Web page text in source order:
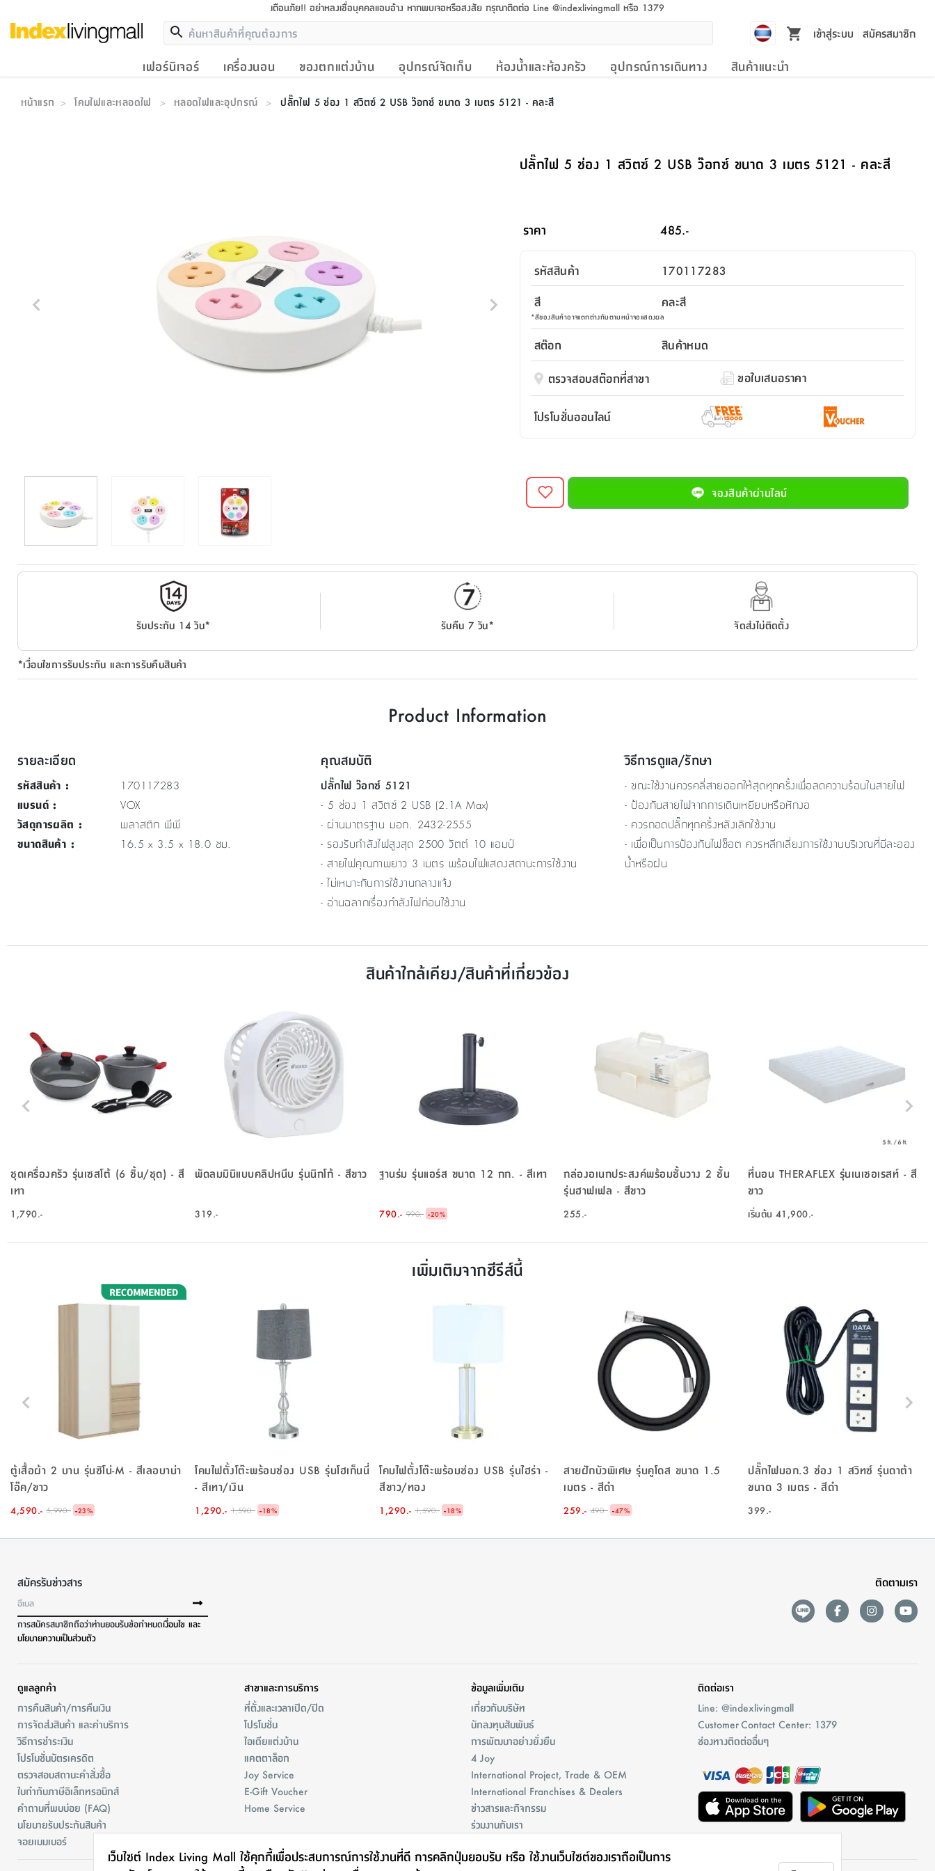
เตือนภัย!! อย่าหลงเชื่อบุคคลแอบอ้าง หากพบเจอหรือสงสัย กรุณาติดต่อ Line @indexlivingmall หรือ 1379
เข้าสู่ระบบ สมัครสมาชิก
เฟอร์นิเจอร์ เครื่องนอน ของตกแต่งบ้าน อุปกรณ์จัดเก็บ ห้องน้ำและห้องครัว อุปกรณ์การเดินทาง สินค้าแนะนำ
หน้าแรก > โคมไฟและหลอดไฟ > หลอดไฟและอุปกรณ์ > ปลั๊กไฟ 5 ช่อง 1 สวิตซ์ 2 USB ว๊อกซ์ ขนาด 3 เมตร 5121 - คละสี
ปลั๊กไฟ 5 ช่อง 1 สวิตซ์ 2 USB ว๊อกซ์ ขนาด 3 เมตร 5121 - คละสี
ราคา 485.-
รหัสสินค้า
170117283
สี
คละสี
*สีของสินค้าอาจแตกต่างกันตามหน้าจอแสดงผล
สต๊อก
สินค้าหมด
ตรวจสอบสต๊อกที่สาขา
ขอใบเสนอราคา
โปรโมชั่นออนไลน์
จองสินค้าผ่านไลน์
รับประกัน 14 วัน* รับคืน 7 วัน* จัดส่งไม่ติดตั้ง
*เงื่อนไขการรับประกัน และการรับคืนสินค้า
Product Information
รายละเอียด
รหัสสินค้า :
170117283
แบรนด์:
VOX
วัสดุการผลิต :
พลาสติก พีพี
ขนาดสินค้า : 16.5 x 3.5 x 18.0 ซม.
คุณสมบัติ
ปลั๊กไฟ ว๊อกซ์ 5121
- 5 ช่อง 1 สวิตซ์ 2 USB (2.1A Max)
- ผ่านมาตรฐาน มอก. 2432-2555
- รองรับกำลังไฟสูงสุด 2500 วัตต์ 10 แอมป์
- สายไฟคุณภาพยาว 3 เมตร พร้อมไฟแสดงสถานะการใช้งาน
- ไม่เหมาะกับการใช้งานกลางแจ้ง
- อ่านฉลากเรื่องกำลังไฟก่อนใช้งาน
วิธีการดูแล/รักษา
- ขณะใช้งานควรคลี่สายออกให้สุดทุกครั้งเพื่อลดความร้อนในสายไฟ
- ป้องกันสายไฟจากการเดินเหยียบหรือหักงอ
- ควรถอดปลั๊กทุกครั้งหลังเลิกใช้งาน
- เพื่อเป็นการป้องกันไฟช็อต ควรหลีกเลี่ยงการใช้งานบริเวณที่มีละออง
น้ำหรือฝน
สินค้าใกล้เคียง/สินค้าที่เกี่ยวข้อง
ชุดเครื่องครัว รุ่นเซสโต้ (6 ชิ้น/ชุด) - สี
เทา
1,790.-
พัดลมมินิแบบคลิปหนีบ รุ่นนิกโก้ - สีขาว
319.-
ฐานร่ม รุ่นแอร์ส ขนาด 12 กก. - สีเทา
790.- 990.- -20%
กล่องอเนกประสงค์พร้อมชั้นวาง 2 ชั้น
รุ่นฮาฟเฟล - สีขาว
255.-
ที่นอน THERAFLEX รุ่นเนเชอเรสท์ - สี
ขาว
เริ่มต้น 41,900.-
เพิ่มเติมจากซีรีส์นี้
ตู้เสื้อผ้า 2 บาน รุ่นซิโน่-M - สีเลอบาน่า
โอ๊ค/ขาว
4,590.- 5,990.- -23%
โคมไฟตั้งโต๊ะพร้อมช่อง USB รุ่นโฮเก็นนี่
- สีเทา/เงิน
1,290.- 1,590.- -18%
โคมไฟตั้งโต๊ะพร้อมช่อง USB รุ่นไฮร่า -
สีขาว/ทอง
1,290.- 1,590.- -18%
สายฝักบัวพิเศษ รุ่นคูโดส ขนาด 1.5
เมตร - สีดำ
259.- 490.- -47%
ปลั๊กไฟมอก.3 ช่อง 1 สวิทซ์ รุ่นดาต้า
ขนาด 3 เมตร - สีดำ
399.-
สมัครรับข่าวสาร
การสมัครสมาชิกถือว่าท่านยอมรับข้อกำหนดเงื่อนไข และ
นโยบายความเป็นส่วนตัว
ติดตามเรา
ดูแลลูกค้า
การคืนสินค้า/การคืนเงิน
การจัดส่งสินค้า และค่าบริการ
วิธีการชำระเงิน
โปรโมชั่นบัตรเครดิต
ตรวจสอบสถานะคำสั่งชื้อ
ใบกำกับภาษีอิเล็กทรอนิกส์
คำถามที่พบบ่อย (FAQ)
นโยบายรับประกันสินค้า
จอยเมมเบอร์
สาขาและการบริการ
ที่ตั้งและเวลาเปิด/ปิด
โปรโมชั่น
ไอเดียแต่งบ้าน
แคตตาล็อก
Joy Service
E-Gift Voucher
Home Service
ข้อมูลเพิ่มเติม
เกี่ยวกับบริษัท
นักลงทุนสัมพันธ์
การพัฒนาอย่างยั่งยืน
4 Joy
International Project, Trade & OEM
International Franchises & Dealers
ข่าวสารและกิจกรรม
ร่วมงานกับเรา
ติดต่อเรา
Line: @indexlivingmall
Customer Contact Center: 1379
ช่องทางติดต่ออื่นๆ
เว็บไซต์ Index Living Mall ใช้คุกกี้เพื่อประสบการณ์การใช้งานที่ดี การคลิกปุ่มยอมรับ หรือ ใช้งานเว็บไซต์ของเราถือเป็นการ